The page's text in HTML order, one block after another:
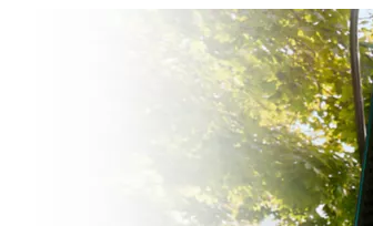
elettrica è gestito da Plenitude On The Road